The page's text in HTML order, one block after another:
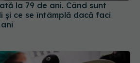
la 79 de ani. Când sunt
și ce se întâmplă dacă faci